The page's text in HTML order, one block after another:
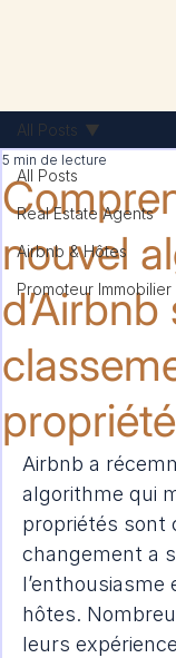
All Posts
Real Estate Agents
Airbnb & Hôtes
Promoteur Immobilier
All Posts
nouvel
propriété
5 min de lecture
Airbnb a
algorithme qui
propriétés sont
changement a
l’enthousiasme
hôtes.
leurs